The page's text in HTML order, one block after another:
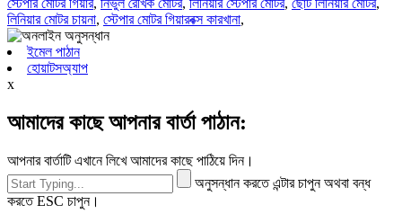
স্টেপার মোটর গিয়ার, নির্ভুল রৈখিক মোটর, লিনিয়ার স্টেপার মোটর, ছোট লিনিয়ার মোটর,
লিনিয়ার মোটর চায়না, স্টেপার মোটর গিয়ারবক্স কারখানা,
ইমেল পাঠান
হোয়াটসঅ্যাপ
x
আমাদের কাছে আপনার বার্তা পাঠান:
আপনার বার্তাটি এখানে লিখে আমাদের কাছে পাঠিয়ে দিন।
অনুসন্ধান করতে এন্টার চাপুন অথবা বন্ধ
করতে ESC চাপুন।